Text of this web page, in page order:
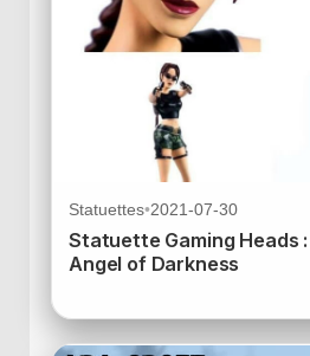
Statuettes•2021-07-30
Statuette Gaming Heads
Angel of Darkness